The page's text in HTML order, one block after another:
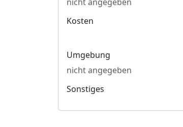
Kosten
Umgebung
nicht angegeben
Sonstiges